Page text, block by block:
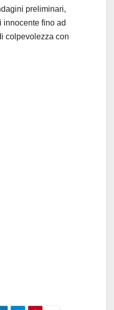
preliminari,
innocente fino ad
colpevolezza con